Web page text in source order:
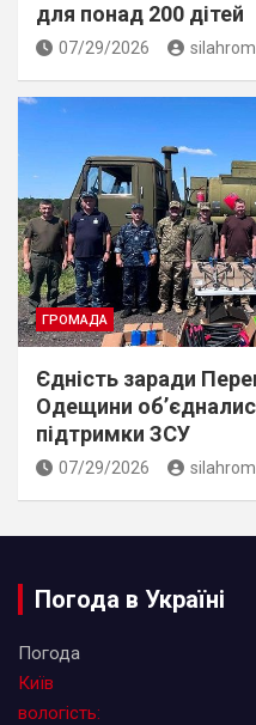
для понад 200 дітей
07/29/2026
ГРОМАДА
Єдність заради
Одещини
підтримки ЗСУ
07/29/2026
Погода в Україні
Погода
Київ
вологість: